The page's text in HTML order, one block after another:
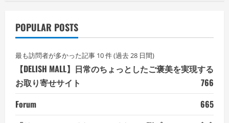
POPULAR POSTS
最も訪問者が多かった記事 10 件 (過去 28 日間)
【DELISH MALL】日常のちょっとしたご褒美を実現する
お取り寄せサイト
766
Forum
665